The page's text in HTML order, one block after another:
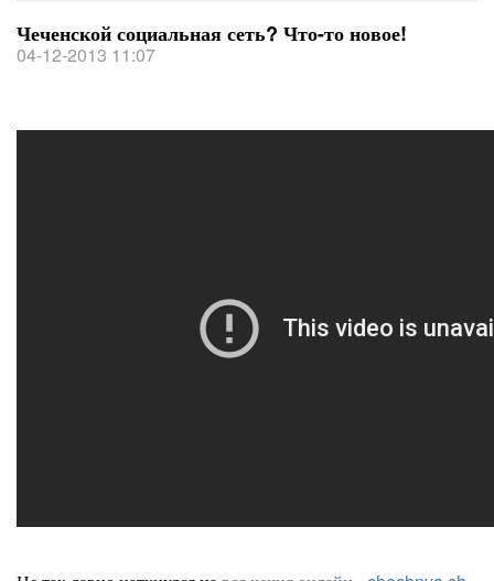
Чеченской социальная сеть? Что-то новое!
04-12-2013 11:07